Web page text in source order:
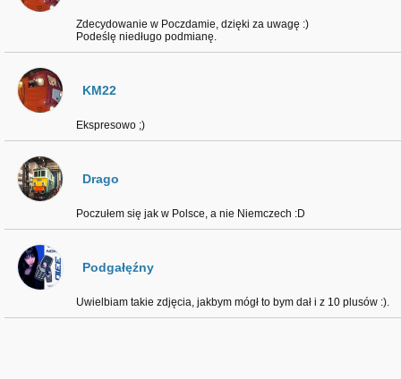
Zdecydowanie w Poczdamie, dzięki za uwagę :)
Podeślę niedługo podmianę.
KM22
Ekspresowo ;)
Drago
Poczułem się jak w Polsce, a nie Niemczech :D
Podgałęźny
Uwielbiam takie zdjęcia, jakbym mógł to bym dał i z 10 plusów :).